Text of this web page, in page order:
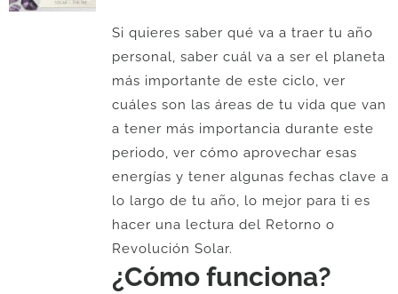
Si quieres saber qué va a traer tu año
personal, saber cuál va a ser el planeta
más importante de este ciclo, ver
cuáles son las áreas de tu vida que van
a tener más importancia durante este
periodo, ver cómo aprovechar esas
energías y tener algunas fechas clave a
lo largo de tu año, lo mejor para ti es
hacer una lectura del Retorno o
Revolución Solar.
¿Cómo funciona?